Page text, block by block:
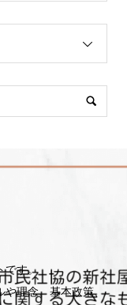
です。
や理念、基本政策、